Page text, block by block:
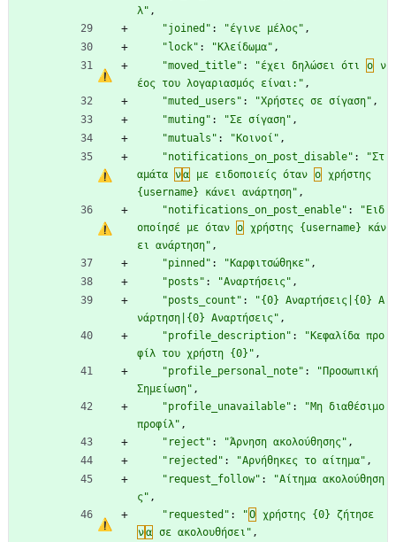
λ" ,
"joined" : "έγινε μέλος" ,
"lock" : "Κλείδωμα" ,
"moved_title" : "έχει δηλώσει ότι ο ν
έος του λογαριασμός είναι:" ,
"muted_users" : "Χρήστες σε σίγαση" ,
"muting" : "Σε σίγαση" ,
"mutuals" : "Κοινοί" ,
"notifications_on_post_disable" :
"Στ
αμάτα να με ειδοποιείς όταν ο χρήστης
{username} κάνει ανάρτηση" ,
"notifications_on_post_enable" :
"Ειδ
οποίησέ με όταν ο χρήστης {username} κάν
ει ανάρτηση" ,
"pinned" : "Καρφιτσώθηκε" ,
"posts" : "Αναρτήσεις" ,
"posts_count" :
"{0} Αναρτήσεις|{0} Α
νάρτηση|{0} Αναρτήσεις" ,
"profile_description" :
"Κεφαλίδα προ
φίλ του χρήστη {0}" ,
"profile_personal_note" :
"Προσωπική
Σημείωση" ,
"profile_unavailable" :
"Μη διαθέσιμο
προφίλ" ,
"reject" : "Άρνηση ακολούθησης" ,
"rejected" : "Αρνήθηκες το αίτημα" ,
"request_follow" :
"Αίτημα ακολούθηση
ς" ,
"requested" : "Ο
να σε ακολουθήσει" ,